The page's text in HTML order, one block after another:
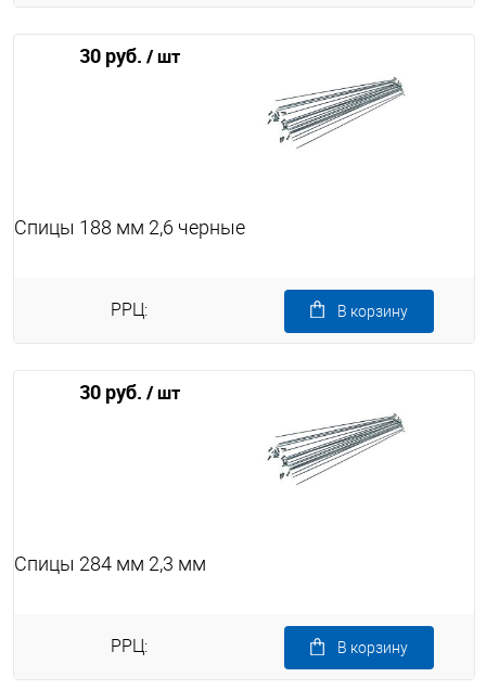
30 руб. / шт
Спицы 188 мм 2,6 черные
РРЦ:
30 руб. / шт
В корзину
Спицы 284 мм 2,3 мм
РРЦ: В корзину